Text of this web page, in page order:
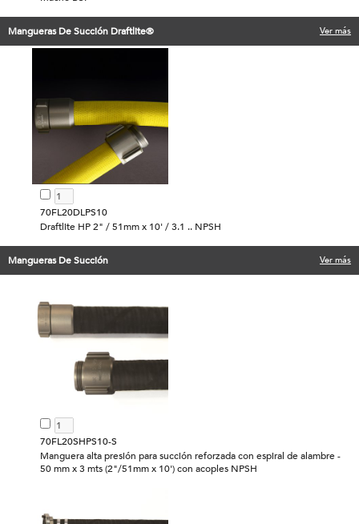
Mangueras De Succión Draftlite® Ver más
70FL20DLPS10
Draftlite HP 2" / 51mm x 10' / 3.1 .. NPSH
Mangueras De Succión Ver más
70FL20SHPS10-S
Manguera alta presión para succión reforzada con espiral de alambre -
50 mm x 3 mts (2"/51mm x 10') con acoples NPSH